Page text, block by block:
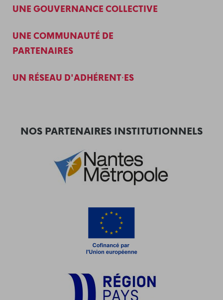
UNE GOUVERNANCE COLLECTIVE
UNE COMMUNAUTÉ DE
PARTENAIRES
UN RÉSEAU D'ADHÉRENT·ES
NOS PARTENAIRES INSTITUTIONNELS